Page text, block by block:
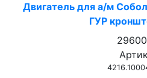
Двигатель для а/м
ГУР